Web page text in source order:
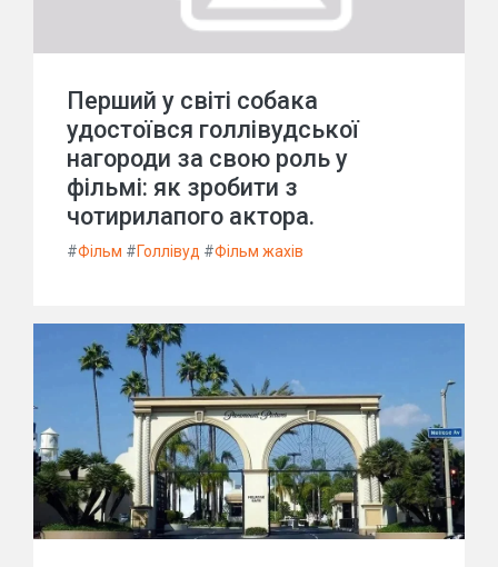
Перший у світі собака
удостоївся голлівудської
нагороди за свою роль у
фільмі: як зробити з
чотирилапого актора.
#Фільм #Голлівуд #Фільм жахів